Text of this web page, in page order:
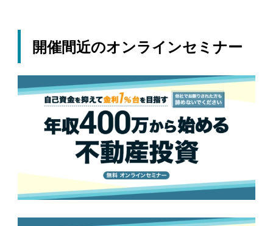
開催間近のオンラインセミナー